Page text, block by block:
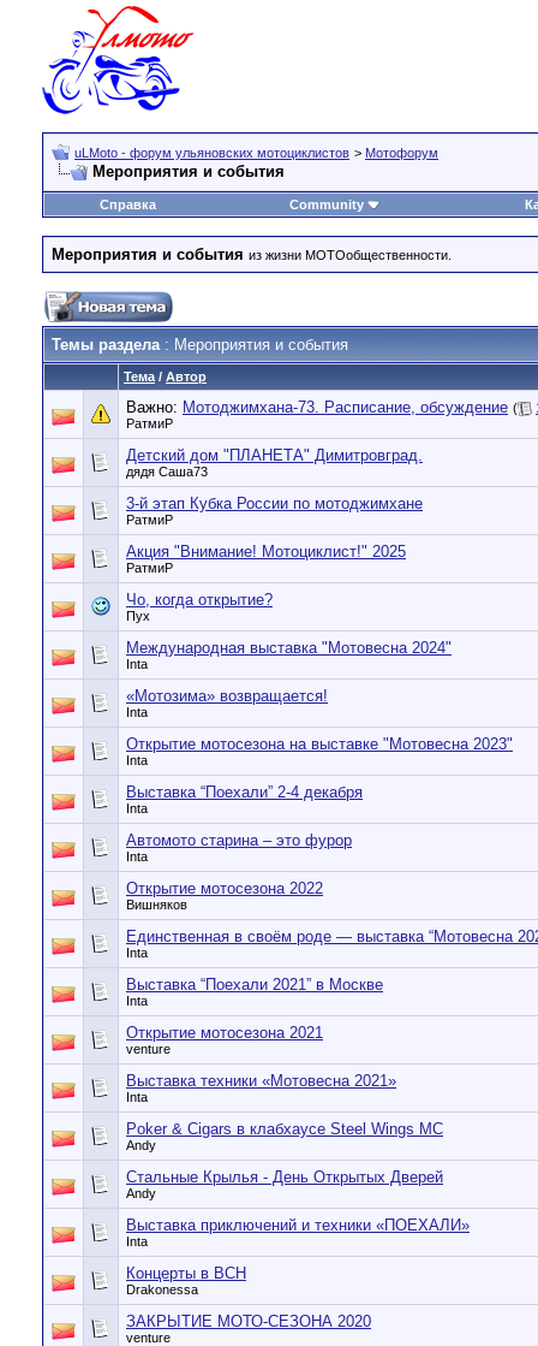
uLMoto - форум ульяновских мотоциклистов > Мотофорум
Мероприятия и события
Справка Community
Мероприятия и события из жизни МОТОобщественности.
Темы раздела: Мероприятия и события
Тема / Автор
Важно: Мотоджимхана-73. Расписание, обсуждение (
РатмиР
Детский дом "ПЛАНЕТА" Димитровград.
дядя Саша73
3-й этап Кубка России по мотоджимхане
РатмиР
Акция "Внимание! Мотоциклист!" 2025
РатмиР
Чо, когда открытие?
Пух
Международная выставка "Мотовесна 2024"
Inta
«Мотозима» возвращается!
Inta
Открытие мотосезона на выставке "Мотовесна 2023"
Inta
Выставка “Поехали” 2-4 декабря
Inta
Автомото старина – это фурор
Inta
Открытие мотосезона 2022
Вишняков
Единственная в своём роде — выставка “Мотовесна
Inta
Выставка “Поехали 2021” в Москве
Inta
Открытие мотосезона 2021
venture
Выставка техники «Мотовесна 2021»
Inta
Poker & Cigars в клабхаусе Steel Wings MC
Andy
Стальные Крылья - День Открытых Дверей
Andy
Выставка приключений и техники «ПОЕХАЛИ»
Inta
Концерты в BCH
Drakonessa
ЗАКРЫТИЕ МОТО-СЕЗОНА 2020
venture